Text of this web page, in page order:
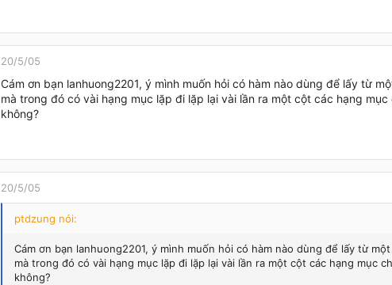
20/5/05
Cám ơn bạn lanhuong2201, ý mình muốn hỏi có hàm nào dùng để lấy từ
mà trong đó có vài hạng mục lặp đi lặp lại vài lần ra một cột các hạng
không?
20/5/05
ptdzung nói:
Cám ơn bạn lanhuong2201, ý mình muốn hỏi có hàm nào dùng để lấy từ
mà trong đó có vài hạng mục lặp đi lặp lại vài lần ra một cột các hạng mục
không?